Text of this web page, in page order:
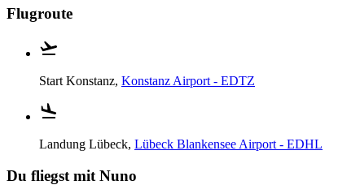
Flugroute
Start Konstanz, Konstanz Airport - EDTZ
Landung Lübeck, Lübeck Blankensee Airport - EDHL
Du fliegst mit Nuno